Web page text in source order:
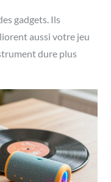
gadgets. Ils
aussi votre jeu
dure plus